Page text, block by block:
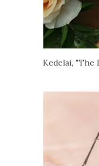
Kedelai, "The